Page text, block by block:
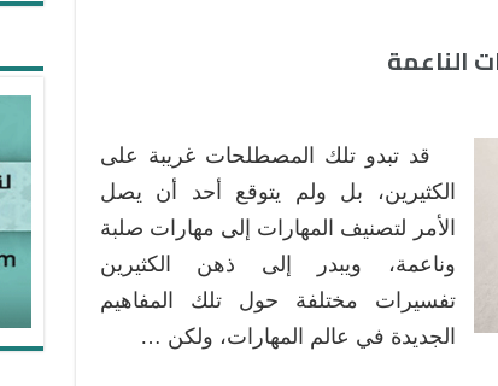
الناعمة
قد تبدو تلك المصطلحات غريبة على
الكثيرين، بل ولم يتوقع أحد أن يصل
الأمر لتصنيف المهارات إلى مهارات صلبة
وناعمة، ويبدر إلى ذهن الكثيرين
تفسيرات مختلفة حول تلك المفاهيم
الجديدة في عالم المهارات، ولكن …